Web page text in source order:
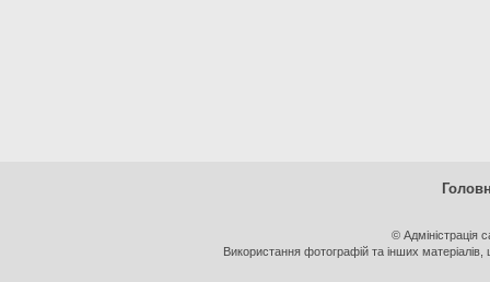
© Адміністрація
Використання фотографій та інших матеріалів,